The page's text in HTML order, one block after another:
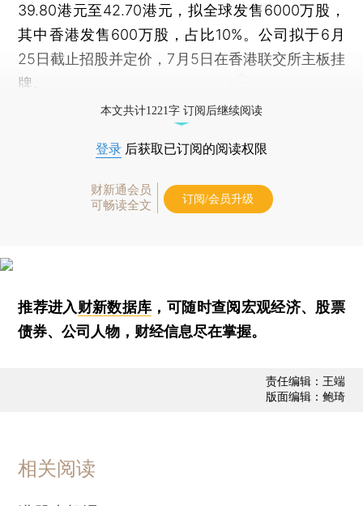
39.80港元至42.70港元，拟全球发售6000万股，
其中香港发售600万股，占比10%。公司拟于6月
25日截止招股并定价，7月5日在香港联交所主板挂
牌。
本文共计1221字 订阅后继续阅读
登录 后获取已订阅的阅读权限
财新通会员
可畅读全文
订阅/会员升级
推荐进入财新数据库 ，可随时查阅宏观经济、股票
债券、公司人物，财经信息尽在掌握。
责任编辑：王端
版面编辑：鲍琦
相关阅读